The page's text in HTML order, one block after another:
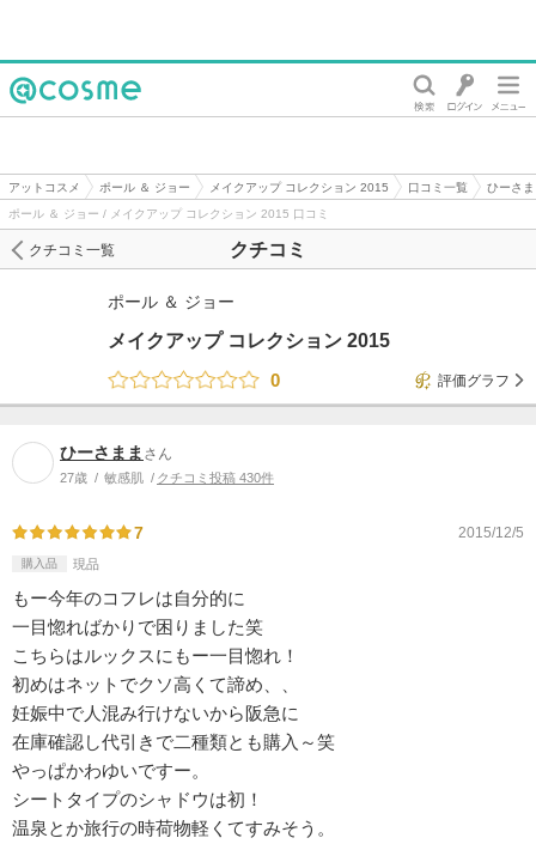
アットコスメ ポール ＆ ジョー メイクアップ コレクション 2015 口コミ一覧
ひーさ
ポール ＆ ジョー / メイクアップ コレクション 2015 口コミ
クチコミ
クチコミ一覧
ポール ＆ ジョー
メイクアップ コレクション 2015
0
評価グラフ
ひーさまま さん
27歳 敏感肌 クチコミ投稿 430件
7 2015/12/5
購入品 現品
もー今年のコフレは自分的に
一目惚ればかりで困りました笑
こちらはルックスにもー一目惚れ！
初めはネットでクソ高くて諦め、、
妊娠中で人混み行けないから阪急に
在庫確認し代引きで二種類とも購入～笑
やっぱかわゆいですー。
シートタイプのシャドウは初！
温泉とか旅行の時荷物軽くてすみそう。